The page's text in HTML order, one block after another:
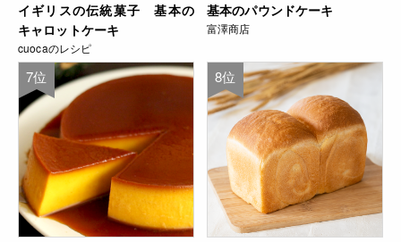
イギリスの伝統菓子 基本の
キャロットケーキ
cuocaのレシピ
基本のパウンドケーキ
富澤商店
7位 8位